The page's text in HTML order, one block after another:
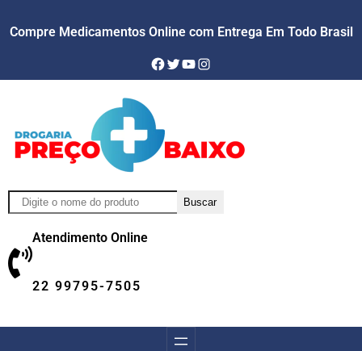
Compre Medicamentos Online com Entrega Em Todo Brasil
Facebook
Twitter
YouTube
Instagram
Pesquisar Buscar
Atendimento Online
22 99795-7505